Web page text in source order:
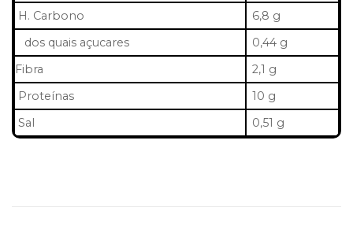
H. Carbono
6,8 g
dos quais açucares
0,44 g
Fibra
2,1 g
Proteínas
10 g
Sal
0,51 g